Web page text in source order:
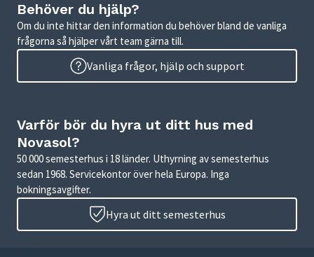
Behöver du hjälp?
Om du inte hittar den information du behöver bland de vanliga
frågorna så hjälper vårt team gärna till.
Vanliga frågor, hjälp och support
Varför bör du hyra ut ditt hus med
Novasol?
50 000 semesterhus i 18 länder. Uthyrning av semesterhus
sedan 1968. Servicekontor över hela Europa. Inga
bokningsavgifter.
Hyra ut ditt semesterhus